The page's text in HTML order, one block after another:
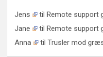
Jens til Remote support
Jane
til Remote support
Anna
til Trusler mod